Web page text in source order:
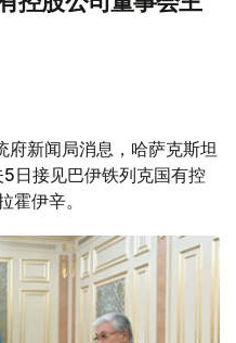
府新闻局消息，哈萨克斯坦
日接见巴伊铁列克国有控
霍伊辛。